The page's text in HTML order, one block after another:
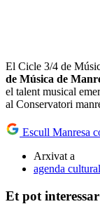
El Cicle 3/4 de
de Música de
el talent musical
al Conservatori
Escull Manresa
Arxivat a
agenda cultural
Et pot interessar